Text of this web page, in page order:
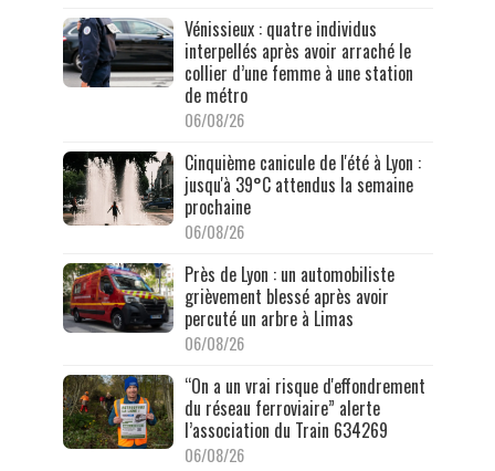
Vénissieux : quatre individus
interpellés après avoir arraché le
collier d’une femme à une station
de métro
06/08/26
Cinquième canicule de l'été à Lyon :
jusqu'à 39°C attendus la semaine
prochaine
06/08/26
Près de Lyon : un automobiliste
grièvement blessé après avoir
percuté un arbre à Limas
06/08/26
“On a un vrai risque d'effondrement
du réseau ferroviaire” alerte
l’association du Train 634269
06/08/26